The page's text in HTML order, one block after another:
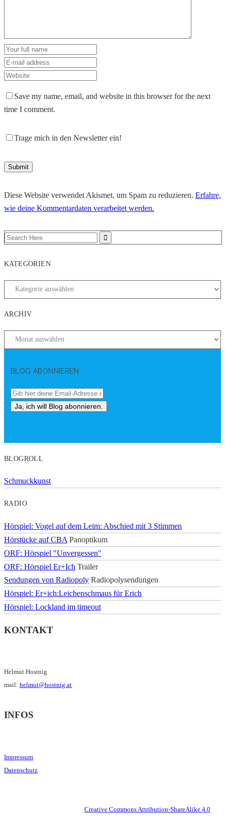
Save my name, email, and website in this browser for the next
time I comment.
Trage mich in den Newsletter ein!
Diese Website verwendet Akismet, um Spam zu reduzieren. Erfahre,
wie deine Kommentardaten verarbeitet werden.
KATEGORIEN
ARCHIV
BLOG ABONNIEREN
BLOGROLL
Schmuckkunst
RADIO
Hörspiel: Vogel auf dem Leim: Abschied mit 3 Stimmen
Hörstücke auf CBA Panoptikum
ORF: Hörspiel "Unvergessen"
ORF: Hörspiel Er+Ich Trailer
Sendungen von Radiopoly Radiopolysendungen
Hörspiel: Er+ich:Leichenschmaus für Erich
Hörspiel: Lockland im timeout
KONTAKT
Helmut Hostnig
mail: helmut@hostnig.at
INFOS
Impressum
Datenschutz
Creative Commons Attribution-ShareAlike 4.0